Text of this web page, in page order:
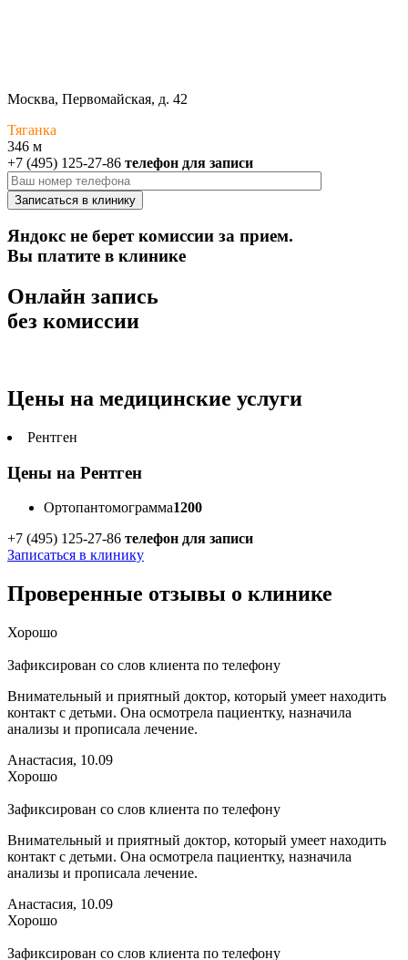
Москва, Первомайская, д. 42
Тяганка
346 м
+7 (495) 125-27-86 телефон для записи
Яндокс не берет комиссии за прием.
Вы платите в клинике
Онлайн запись
без комиссии
Цены на медицинские услуги
Рентген
Цены на Рентген
Ортопантомограмма1200
+7 (495) 125-27-86 телефон для записи
Записаться в клинику
Проверенные отзывы о клинике
Хорошо
Зафиксирован со слов клиента по телефону
Внимательный и приятный доктор, который умеет находить
контакт с детьми. Она осмотрела пациентку, назначила
анализы и прописала лечение.
Анастасия, 10.09
Хорошо
Зафиксирован со слов клиента по телефону
Внимательный и приятный доктор, который умеет находить
контакт с детьми. Она осмотрела пациентку, назначила
анализы и прописала лечение.
Анастасия, 10.09
Хорошо
Зафиксирован со слов клиента по телефону